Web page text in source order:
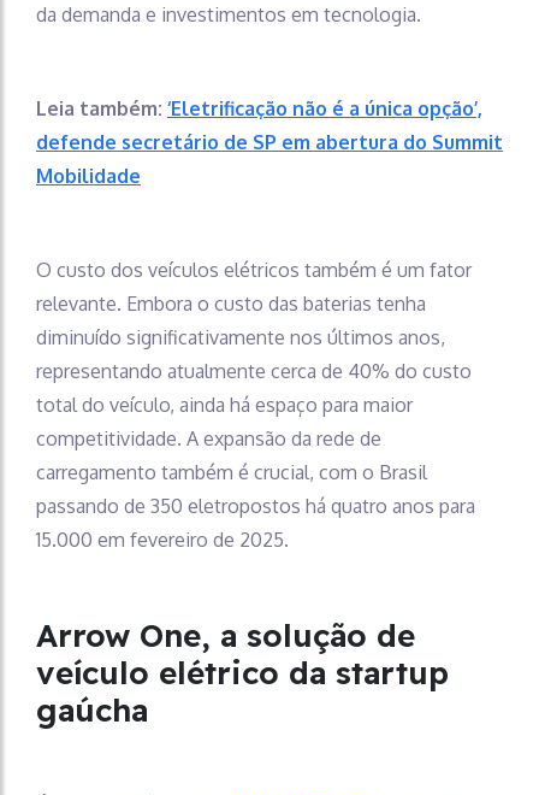
da demanda e investimentos em tecnologia.
Leia também: ‘Eletrificação não é a única opção’,
defende secretário de SP em abertura do Summit
Mobilidade
O custo dos veículos elétricos também é um fator
relevante. Embora o custo das baterias tenha
diminuído significativamente nos últimos anos,
representando atualmente cerca de 40% do custo
total do veículo, ainda há espaço para maior
competitividade. A expansão da rede de
carregamento também é crucial, com o Brasil
passando de 350 eletropostos há quatro anos para
15.000 em fevereiro de 2025.
Arrow One, a solução de
veículo elétrico da startup
gaúcha